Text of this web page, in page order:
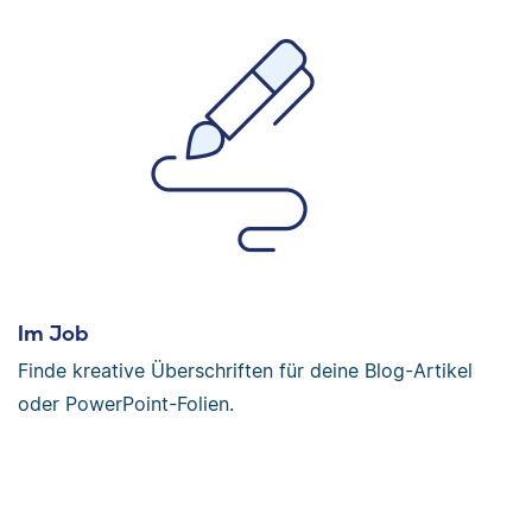
Im Job
Finde kreative Überschriften für deine Blog-Artikel
oder PowerPoint-Folien.